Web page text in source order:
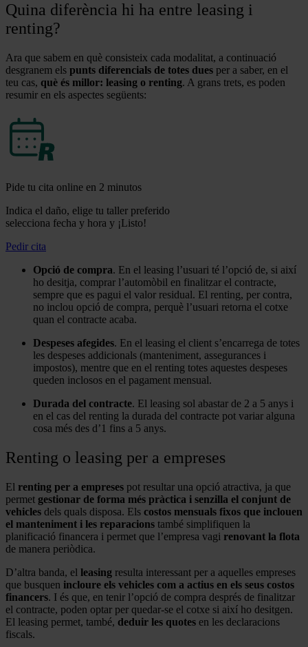
Quina diferència hi ha entre leasing i
renting?
Ara que sabem en què consisteix cada modalitat, a continuació
desgranem els punts diferencials de totes dues per a saber, en el
teu cas, què és millor: leasing o renting. A grans trets, es poden
resumir en els aspectes següents:
Pide tu cita online en 2 minutos
Indica el daño, elige tu taller preferido
selecciona fecha y hora y ¡Listo!
Pedir cita
Opció de compra. En el leasing l’usuari té l’opció de, si així
ho desitja, comprar l’automòbil en finalitzar el contracte,
sempre que es pagui el valor residual. El renting, per contra,
no inclou opció de compra, perquè l’usuari retorna el cotxe
quan el contracte acaba.
Despeses afegides. En el leasing el client s’encarrega de totes
les despeses addicionals (manteniment, assegurances i
impostos), mentre que en el renting totes aquestes despeses
queden inclosos en el pagament mensual.
Durada del contracte. El leasing sol abastar de 2 a 5 anys i
en el cas del renting la durada del contracte pot variar alguna
cosa més des d’1 fins a 5 anys.
Renting o leasing per a empreses
El renting per a empreses pot resultar una opció atractiva, ja que
permet gestionar de forma més pràctica i senzilla el conjunt de
vehicles dels quals disposa. Els costos mensuals fixos que inclouen
el manteniment i les reparacions també simplifiquen la
planificació financera i permet que l’empresa vagi renovant la flota
de manera periòdica.
D’altra banda, el leasing resulta interessant per a aquelles empreses
que busquen incloure els vehicles com a actius en els seus costos
financers. I és que, en tenir l’opció de compra després de finalitzar
el contracte, poden optar per quedar-se el cotxe si així ho desitgen.
El leasing permet, també, deduir les quotes en les declaracions
fiscals.